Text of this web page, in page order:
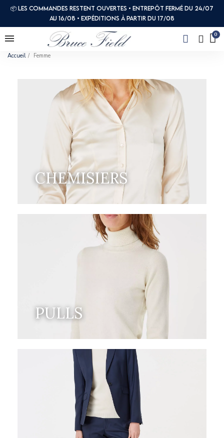
📦 Les commandes restent ouvertes • Entrepôt fermé du 24/07
au 16/08 • Expéditions à partir du 17/08
Accueil Femme
CHEMISIERS
PULLS